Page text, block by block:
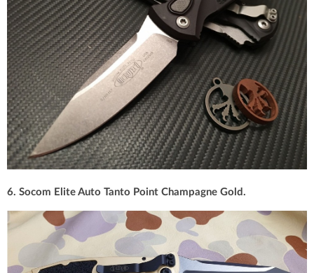
6. Socom Elite Auto Tanto Point Champagne Gold.